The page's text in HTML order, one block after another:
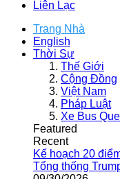
Liên Lạc
Trang Nhà
English
Thời Sự
Thế Giới
Cộng Đồng
Việt Nam
Pháp Luật
Xe Bus
Featured
Recent
Kế hoạch 20
Tổng thống